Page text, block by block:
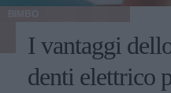
I vantaggi
denti elettrico